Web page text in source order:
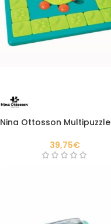
Nina Ottosson Multipuzzle
39,75€